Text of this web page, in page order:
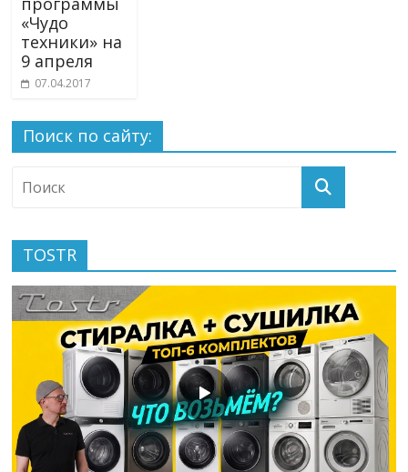
«Чудо
техники» на
9 апреля
07.04.2017
Поиск по сайту:
TOSTR